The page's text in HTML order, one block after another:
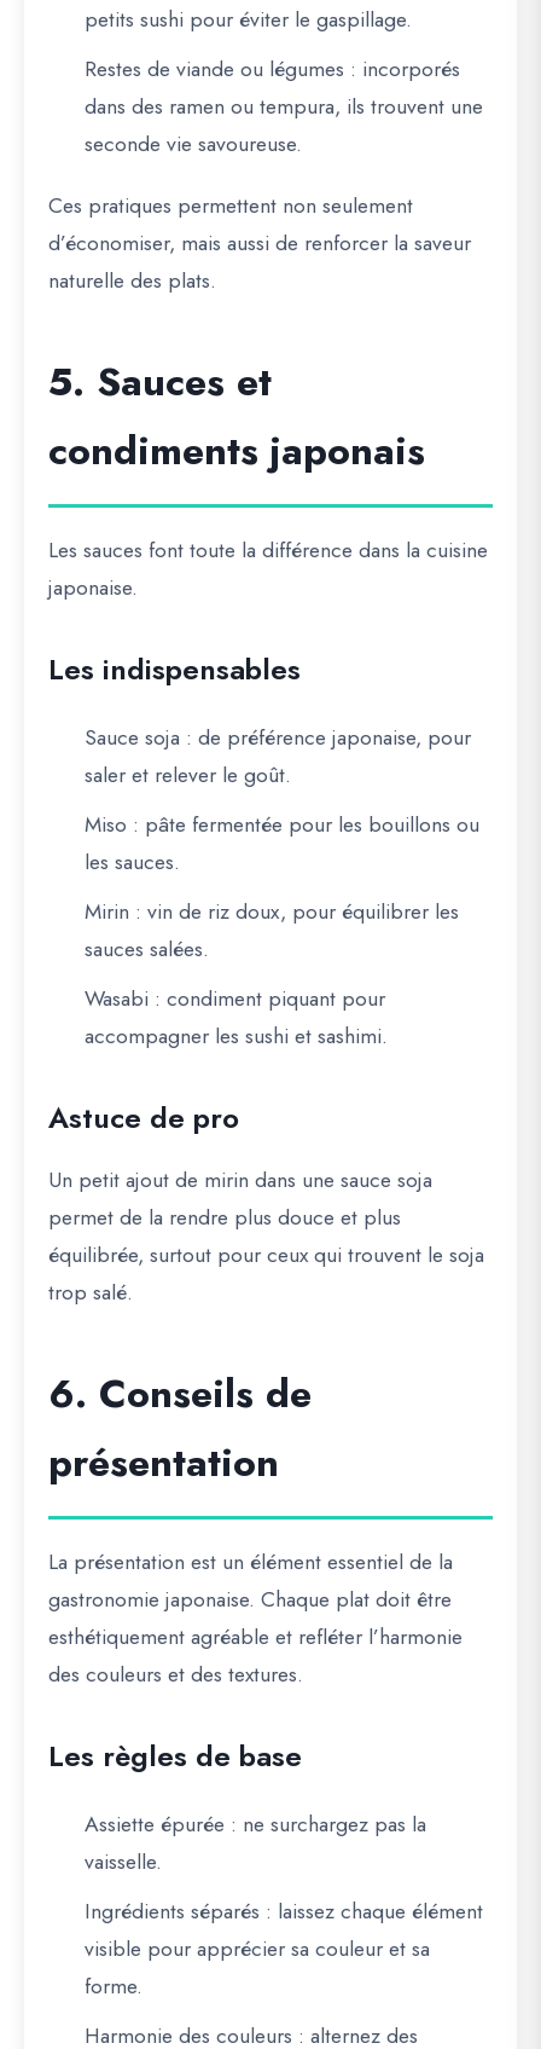
petits sushi pour éviter le gaspillage.
Restes de viande ou légumes : incorporés
dans des ramen ou tempura, ils trouvent une
seconde vie savoureuse.
Ces pratiques permettent non seulement
d’économiser, mais aussi de renforcer la saveur
naturelle des plats.
5. Sauces et
condiments japonais
Les sauces font toute la différence dans la cuisine
japonaise.
Les indispensables
Sauce soja : de préférence japonaise, pour
saler et relever le goût.
Miso : pâte fermentée pour les bouillons ou
les sauces.
Mirin : vin de riz doux, pour équilibrer les
sauces salées.
Wasabi : condiment piquant pour
accompagner les sushi et sashimi.
Astuce de pro
Un petit ajout de mirin dans une sauce soja
permet de la rendre plus douce et plus
équilibrée, surtout pour ceux qui trouvent le soja
trop salé.
6. Conseils de
présentation
La présentation est un élément essentiel de la
gastronomie japonaise. Chaque plat doit être
esthétiquement agréable et refléter l’harmonie
des couleurs et des textures.
Les règles de base
Assiette épurée : ne surchargez pas la
vaisselle.
Ingrédients séparés : laissez chaque élément
visible pour apprécier sa couleur et sa
forme.
Harmonie des couleurs : alternez des